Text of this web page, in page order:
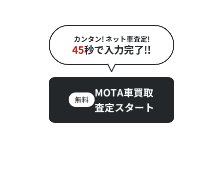
カンタン! ネット車査定!
45秒で入力完了!!
無料
MOTA車買取
査定スタート